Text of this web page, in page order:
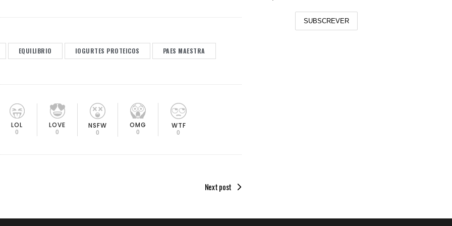
EQUILIBRIO IOGURTES PROTEICOS PAES MAESTRA
LOL
0
LOVE
0
NSFW
0
OMG
0
WTF
0
Next post
SUBSCREVER